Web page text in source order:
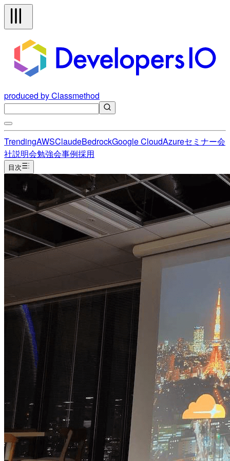
produced by Classmethod
TrendingAWSClaudeBedrockGoogle CloudAzureセミナー会
社説明会勉強会事例採用
目次